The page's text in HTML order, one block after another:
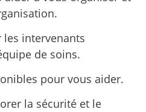
les intervenants
de soins.
pour vous aider.
la sécurité et le